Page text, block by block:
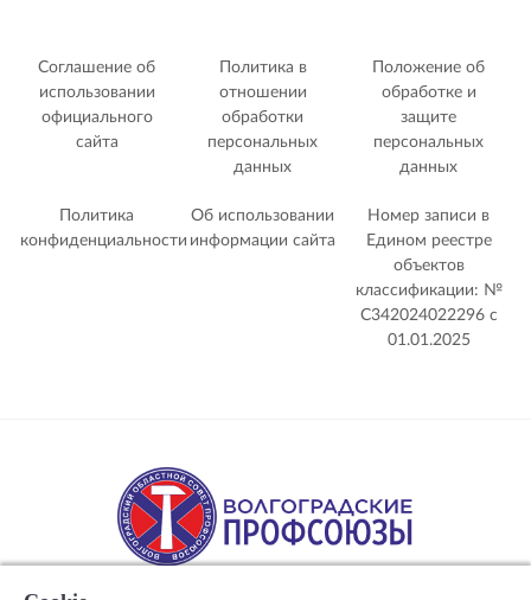
Соглашение об
использовании
официального
сайта
Политика в
отношении
обработки
персональных
данных
Положение об
обработке и
защите
персональных
данных
Политика
конфиденциальности
Об использовании
информации сайта
Номер записи в
Едином реестре
объектов
классификации: №
С342024022296 c
01.01.2025